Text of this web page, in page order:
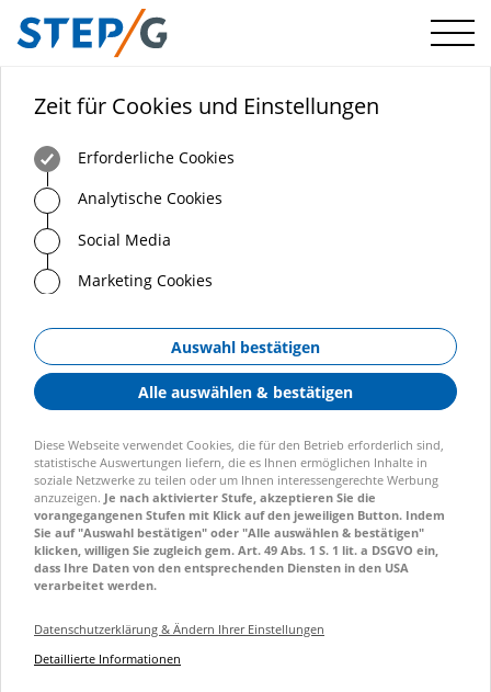
Zeit für Cookies und Einstellungen
Erforderliche Cookies
Analytische Cookies
Social Media
Marketing Cookies
Auswahl bestätigen
Alle auswählen & bestätigen
Diese Webseite verwendet Cookies, die für den Betrieb erforderlich sind,
statistische Auswertungen liefern, die es Ihnen ermöglichen Inhalte in
soziale Netzwerke zu teilen oder um Ihnen interessengerechte Werbung
anzuzeigen. Je nach aktivierter Stufe, akzeptieren Sie die
vorangegangenen Stufen mit Klick auf den jeweiligen Button. Indem
Sie auf "Auswahl bestätigen" oder "Alle auswählen & bestätigen"
klicken, willigen Sie zugleich gem. Art. 49 Abs. 1 S. 1 lit. a DSGVO ein,
dass Ihre Daten von den entsprechenden Diensten in den USA
verarbeitet werden.
Datenschutzerklärung & Ändern Ihrer Einstellungen
Detaillierte Informationen
Menü